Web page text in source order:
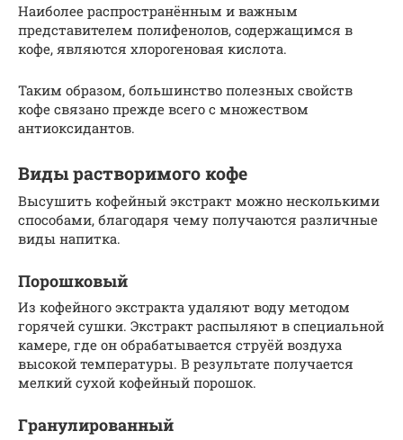
Наиболее распространённым и важным
представителем полифенолов, содержащимся в
кофе, являются хлорогеновая кислота.
Таким образом, большинство полезных свойств
кофе связано прежде всего с множеством
антиоксидантов.
Виды растворимого кофе
Высушить кофейный экстракт можно несколькими
способами, благодаря чему получаются различные
виды напитка.
Порошковый
Из кофейного экстракта удаляют воду методом
горячей сушки. Экстракт распыляют в специальной
камере, где он обрабатывается струёй воздуха
высокой температуры. В результате получается
мелкий сухой кофейный порошок.
Гранулированный